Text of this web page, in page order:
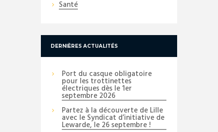
Santé
DERNIÈRES ACTUALITÉS
Port du casque obligatoire
pour les trottinettes
électriques dès le 1er
septembre 2026
Partez à la découverte de Lille
avec le Syndicat d’initiative de
Lewarde, le 26 septembre !